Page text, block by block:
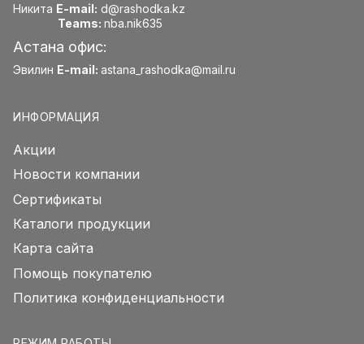
Никита E-mail: d@rashodka.kz
Teams: nba.nik635
Астана офис:
Эвилин E-mail: astana_rashodka@mail.ru
ИНФОРМАЦИЯ
Акции
Новости компании
Сертификаты
Каталоги продукции
Карта сайта
Помощь покупателю
Политика конфиденциальности